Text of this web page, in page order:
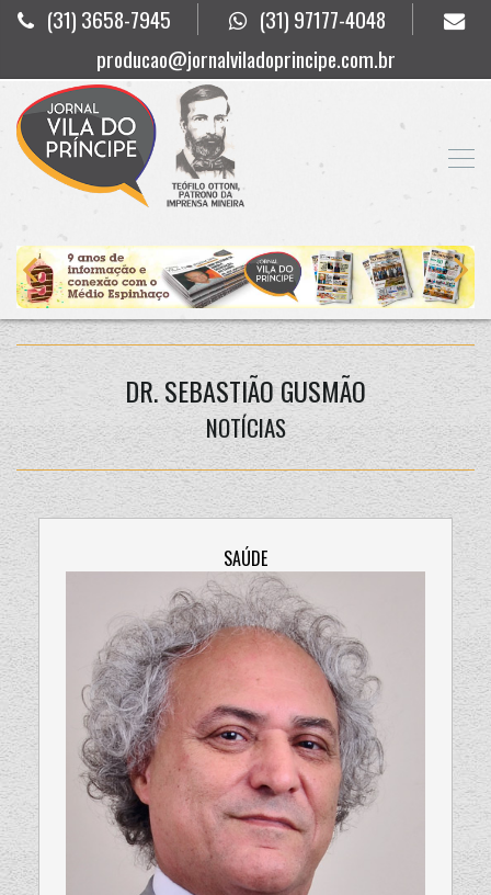
(31) 3658-7945
(31) 97177-4048
producao@jornalviladoprincipe.com.br
DR. SEBASTIÃO GUSMÃO
NOTÍCIAS
SAÚDE